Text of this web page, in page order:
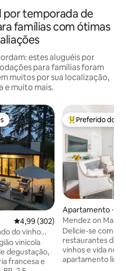
por temporada de
famílias com ótimas
estes aluguéis por
para famílias foram
muitos por sua localização,
e muito mais.
dos hóspedes
4,99 de uma avaliação média de
4,99 (302)
do vinho
vinícola
degustação,
francesa e
Entre os
Preferido dos
Apartamento ⋅
Mendez on Main
banheiro
Delicie-se com
restaurantes de
vinhos e vida
apartamento